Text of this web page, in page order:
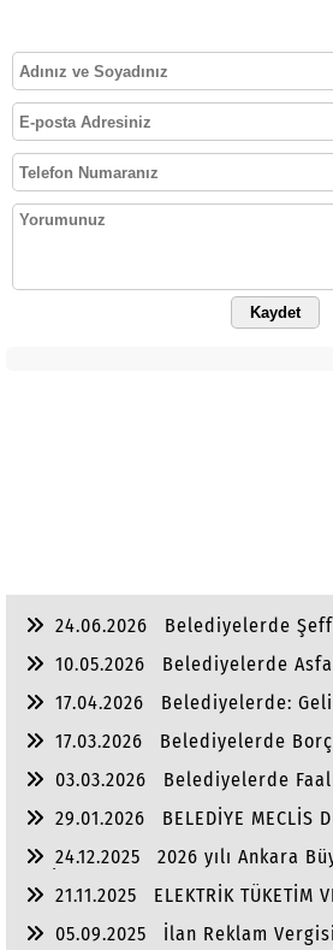
Kaydet
24.06.2026
Belediyelerde
10.05.2026
Belediyelerde
17.04.2026
Belediyelerde:
17.03.2026
Belediyelerde
03.03.2026
Belediyelerde
29.01.2026
BELEDİYE MECLİS
24.12.2025
2026 yılı Ankara
ve İlçe Belediye Bütçeleri
21.11.2025
ELEKTRİK TÜKETİM
05.09.2025
İlan Reklam Vergisi